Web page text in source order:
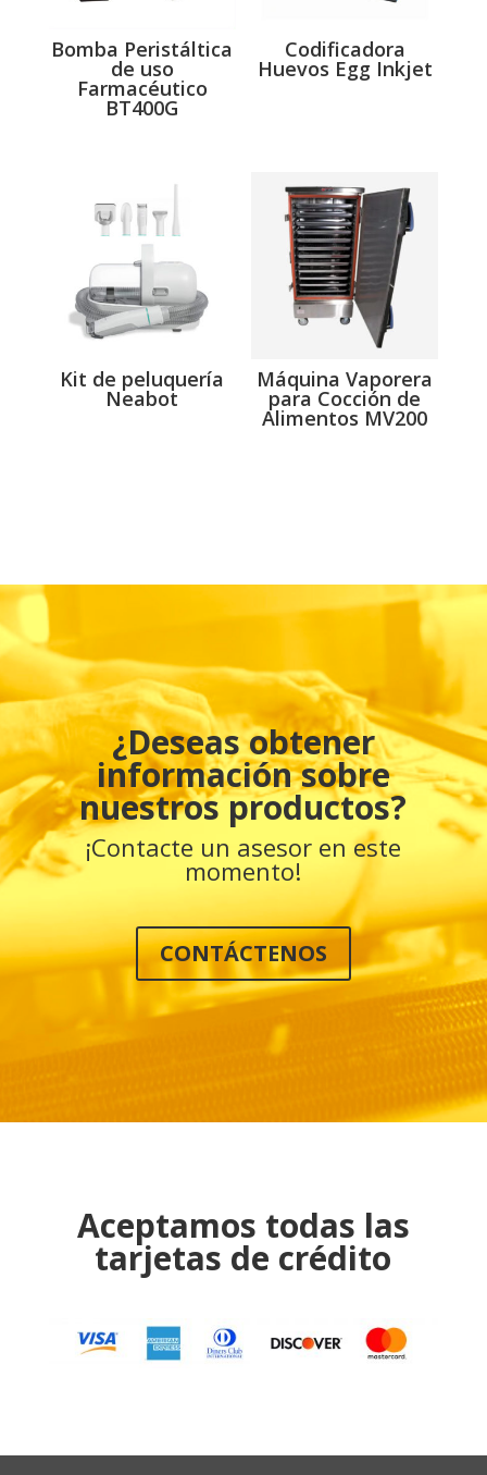
Bomba Peristáltica
de uso
Farmacéutico
BT400G
Codificadora
Huevos Egg Inkjet
Kit de peluquería
Neabot
Máquina Vaporera
para Cocción de
Alimentos MV200
¿Deseas obtener
información sobre
nuestros productos?
¡Contacte un asesor en este
momento!
CONTÁCTENOS
Aceptamos todas las
tarjetas de crédito